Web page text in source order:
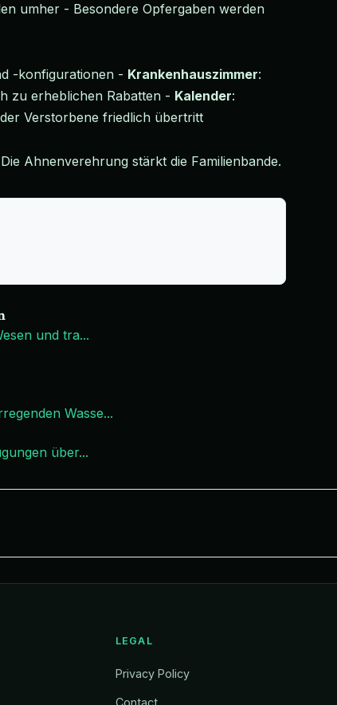
umher - Besondere Opfergaben werden
-konfigurationen - Krankenhauszimmer:
zu erheblichen Rabatten - Kalender:
Verstorbene friedlich übertritt
Ahnenverehrung stärkt die Familienbande.
und tra...
Wasse...
über...
LEGAL
Privacy Policy